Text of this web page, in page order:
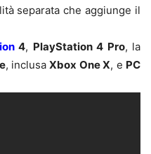
separata che aggiunge il
4, PlayStation 4 Pro, la
, inclusaXbox One X, e PC